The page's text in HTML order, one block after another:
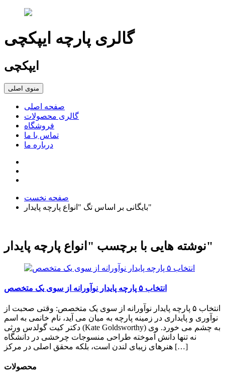
گالری پارچه ایپکچی
ایپکچی
منوی اصلی
صفحه اصلی
گالری محصولات
فروشگاه
تماس با ما
درباره ما
صفحه نخست
بایگانی بر اساس تگ "انواع پارچه پایدار"
نوشته هایی با برچسب "انواع پارچه پایدار"
انتخاب ۵ پارچه پایدار نوآورانه از سوی یک متخصص
انتخاب ۵ پارچه پایدار نوآورانه از سوی یک متخصص: وقتی صحبت از
نوآوری و پایداری در زمینه پارچه به میان می آید، نام خانمی به اسم
دکتر کیت گولدس ورثی (Kate Goldsworthy) به چشم می خورد. وی
نه تنها دانش آموخته طراحی منسوجات چرخشی در دانشگاه
هنرهای زیبای لندن است، بلکه محقق اصلی در مرکز […]
محصولات